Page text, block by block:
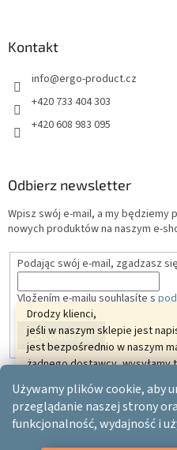
Używamy plików cookie, aby
przeglądanie naszej strony
funkcjonalność, wydajność i
Drodzy klienci,
jeśli w naszym sklepie jest
jest bezpośrednio w naszym
żadnego dostawcy, wysyłamy
Dziękujemy za zrozumienie i
relaksujących dni.
Twój ERGO-PRODUCT.CZ
Kontakt
info@ergo-product.cz
+420 733 404 303
+420 608 983 095
Odbierz newsletter
Wpisz swój e-mail, a my będziemy
nowych produktów na naszym e-
Podając swój e-mail, zgadzasz
Vložením e-mailu souhlasíte s
ZALOGUJ SIĘ